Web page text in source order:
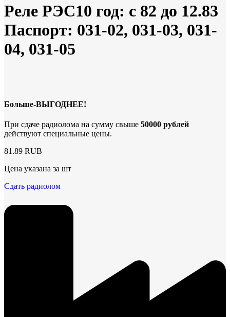
Реле РЭС10 год: с 82 до 12.83
Паспорт: 031-02, 031-03, 031-
04, 031-05
Больше-ВЫГОДНЕЕ!
При сдаче радиолома на сумму свыше 50000 рублей
действуют специальные цены.
81.89 RUB
Цена указана за шт
Сдать радиолом